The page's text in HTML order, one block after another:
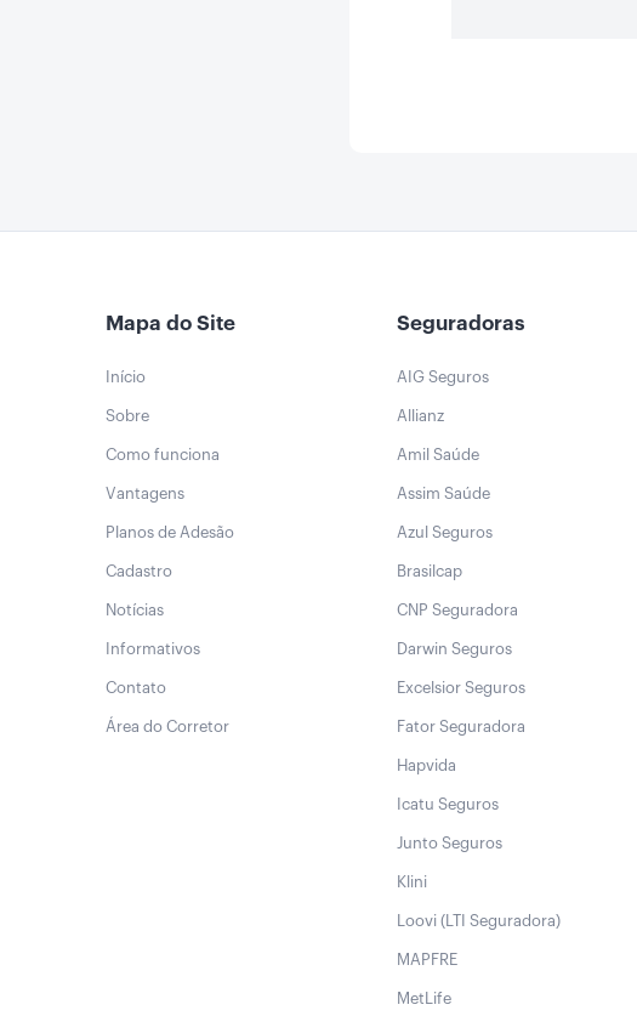
Mapa do Site
Início
Sobre
Como funciona
Vantagens
Planos de Adesão
Cadastro
Notícias
Informativos
Contato
Área do Corretor
Seguradoras
AIG Seguros
Allianz
Amil Saúde
Assim Saúde
Azul Seguros
Brasilcap
CNP Seguradora
Darwin Seguros
Excelsior Seguros
Fator Seguradora
Hapvida
Icatu Seguros
Junto Seguros
Klini
Loovi (LTI Seguradora)
MAPFRE
MetLife